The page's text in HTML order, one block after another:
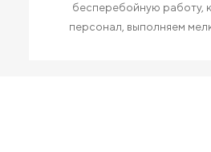
бесперебойную работу,
персонал, выполняем